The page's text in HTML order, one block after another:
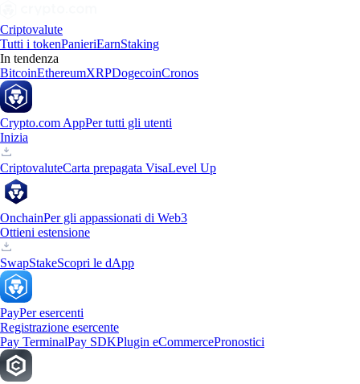
Criptovalute
Tutti i tokenPanieriEarnStaking
In tendenza
BitcoinEthereumXRPDogecoinCronos
Crypto.com AppPer tutti gli utenti
Inizia
CriptovaluteCarta prepagata VisaLevel Up
OnchainPer gli appassionati di Web3
Ottieni estensione
SwapStakeScopri le dApp
PayPer esercenti
Registrazione esercente
Pay TerminalPay SDKPlugin eCommercePronostici